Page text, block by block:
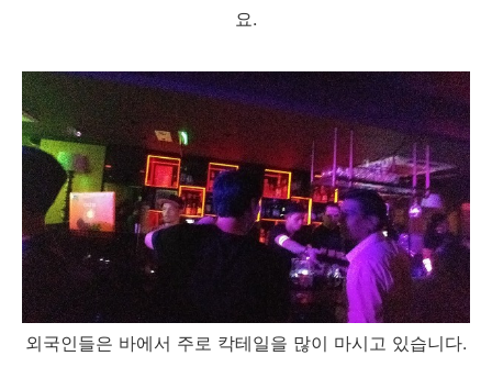
요.
외국인들은 바에서 주로 칵테일을 많이 마시고 있습니다.